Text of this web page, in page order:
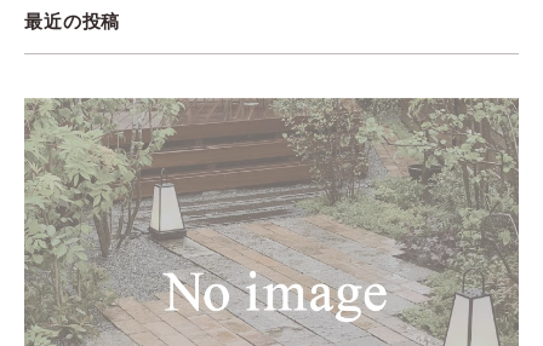
最近の投稿